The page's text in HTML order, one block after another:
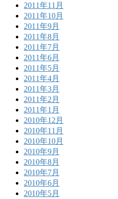
2011年11月
2011年10月
2011年9月
2011年8月
2011年7月
2011年6月
2011年5月
2011年4月
2011年3月
2011年2月
2011年1月
2010年12月
2010年11月
2010年10月
2010年9月
2010年8月
2010年7月
2010年6月
2010年5月